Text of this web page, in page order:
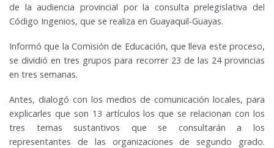
de la audiencia provincial por la consulta prelegislativa del
Código Ingenios, que se realiza en Guayaquil-Guayas.
Informó que la Comisión de Educación, que lleva este proceso,
se dividió en tres grupos para recorrer 23 de las 24 provincias
en tres semanas.
Antes, dialogó con los medios de comunicación locales, para
explicarles que son 13 artículos los que se relacionan con los
tres temas sustantivos que se consultarán a los
representantes de las organizaciones de segundo grado.